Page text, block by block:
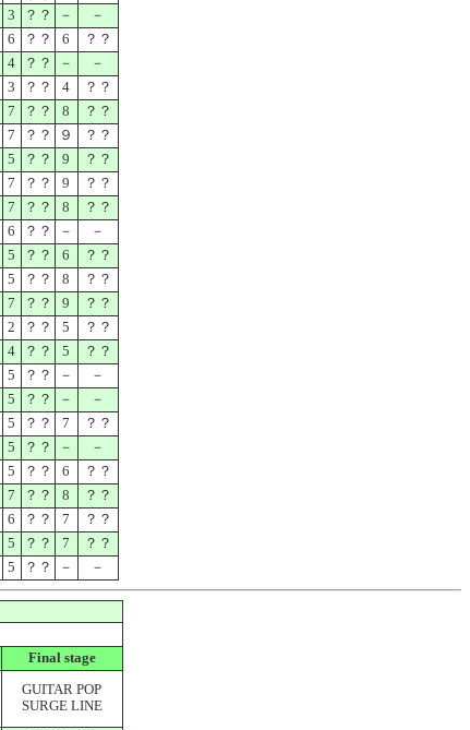
3 ？？ －
－
6 ？？ 6
？？
4 ？？ －
－
3 ？？ 4
？？
7 ？？ 8
？？
7 ？？ ９
？？
5 ？？ 9
？？
7 ？？ 9
？？
7 ？？ 8
？？
6 ？？ －
－
5 ？？ 6
？？
5 ？？ 8
？？
7 ？？ 9
？？
2 ？？ 5
？？
4 ？？ 5
？？
5 ？？ －
－
5 ？？ －
－
5 ？？ 7
？？
5 ？？ －
－
5 ？？ 6
？？
7 ？？ 8
？？
6 ？？ 7
？？
5 ？？ 7
？？
5 ？？ － －
Final stage
GUITAR POP
SURGE LINE